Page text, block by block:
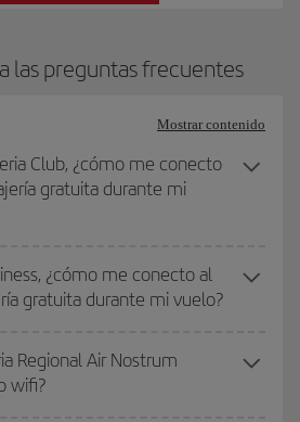
las preguntas frecuentes
Mostrar contenido
Club, ¿cómo me conecto
gratuita durante mi
¿cómo me conecto al
gratuita durante mi vuelo?
Regional Air Nostrum
wifi?